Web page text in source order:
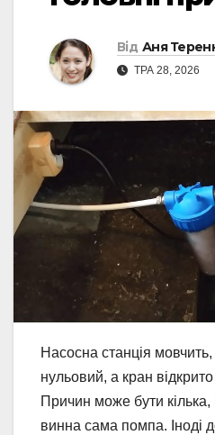
Від Аня
ТРА 28, 2026
Насосна станція мовчить,
нульовий, а кран
Причин може бути
винна сама помпа. Іноді